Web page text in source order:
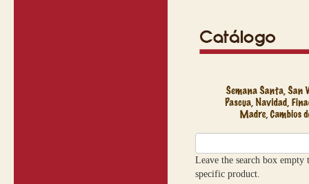
Leave the search box
specific product.